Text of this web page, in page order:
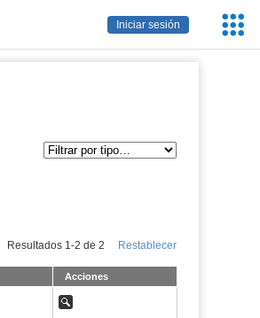
Iniciar sesión
Resultados 1 -2 de 2 Restablecer
Acciones
Ver